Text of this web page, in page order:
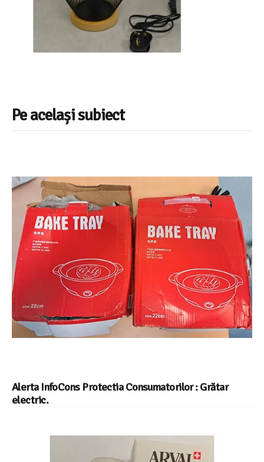
Pe același subiect
Alerta InfoCons Protectia Consumatorilor : Grătar
electric.